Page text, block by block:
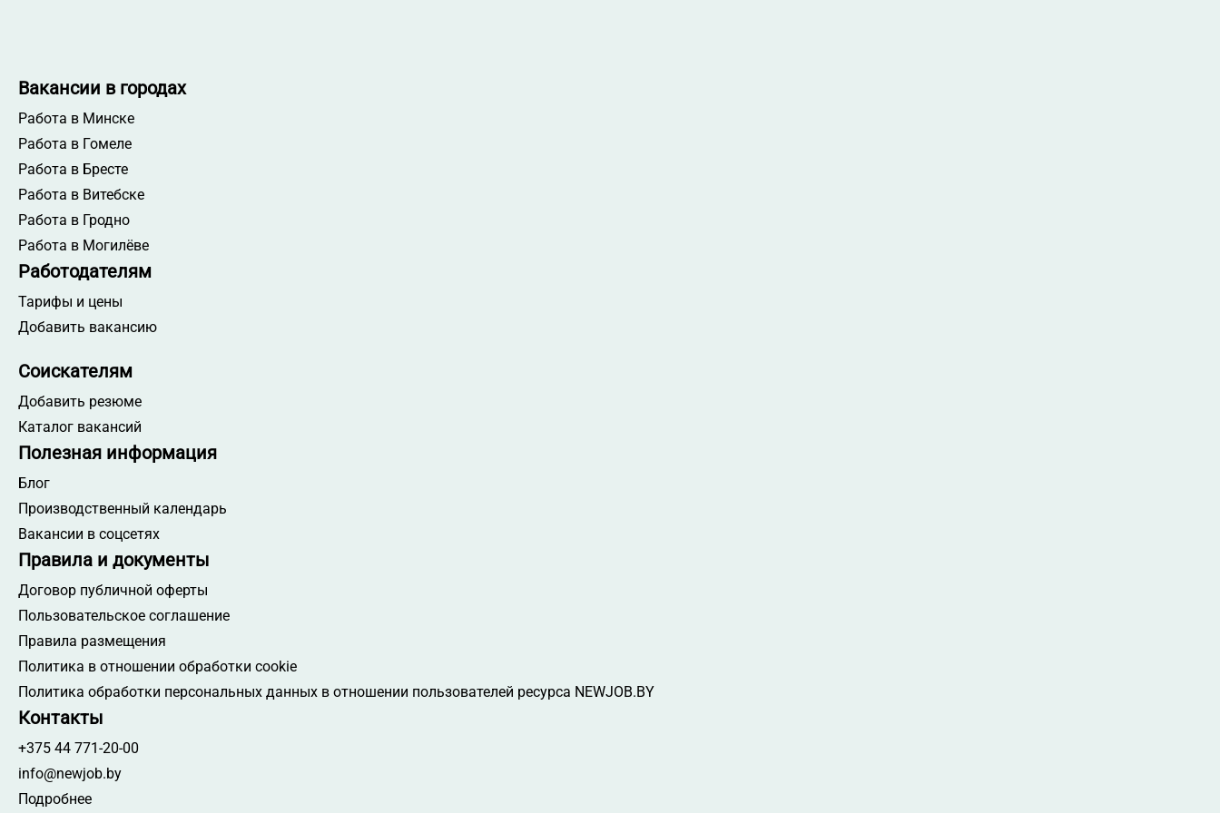
Вакансии в городах
Работа в Минске
Работа в Гомеле
Работа в Бресте
Работа в Витебске
Работа в Гродно
Работа в Могилёве
Работодателям
Тарифы и цены
Добавить вакансию
Соискателям
Добавить резюме
Каталог вакансий
Полезная информация
Блог
Производственный календарь
Вакансии в соцсетях
Правила и документы
Договор публичной оферты
Пользовательское соглашение
Правила размещения
Политика в отношении обработки cookie
Политика обработки персональных данных в отношении пользователей ресурса NEWJOB.BY
Контакты
+375 44 771-20-00
info@newjob.by
Подробнее